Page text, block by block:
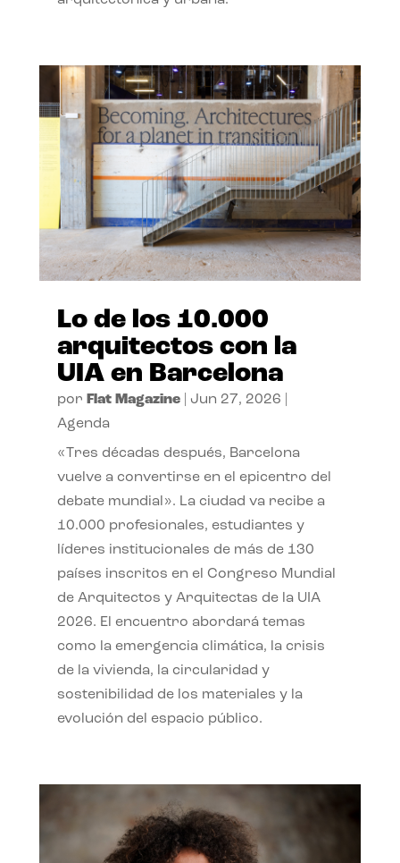
Lo de los 10.000
arquitectos con la
UIA en Barcelona
por Flat Magazine| Jun 27, 2026
Agenda
«Tres décadas después, Barcelona
vuelve a convertirse en el epicentro del
debate mundial». La ciudad va recibe a
10.000 profesionales, estudiantes y
líderes institucionales de más de 130
países inscritos en el Congreso Mundial
de Arquitectos y Arquitectas de la UIA
2026. El encuentro abordará temas
como la emergencia climática, la crisis
de la vivienda, la circularidad y
sostenibilidad de los materiales y la
evolución del espacio público.